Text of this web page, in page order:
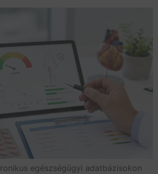
egészségügyi adatbázisokon